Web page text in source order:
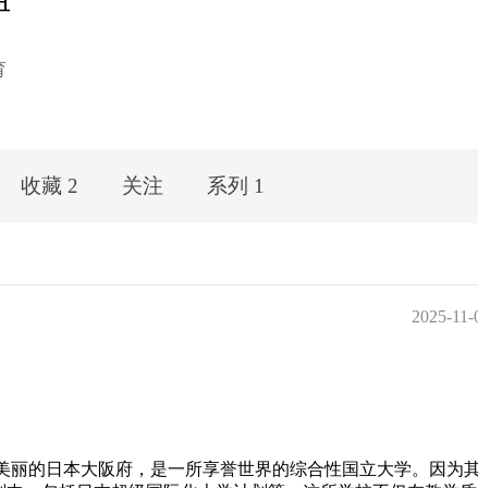
收藏 2 关注 系列 1
2025-
丽的日本大阪府，是一所享誉世界的综合性国立大学。因为